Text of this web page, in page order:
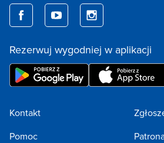
Rezerwuj wygodniej w aplikacji
Kontakt
Pomoc